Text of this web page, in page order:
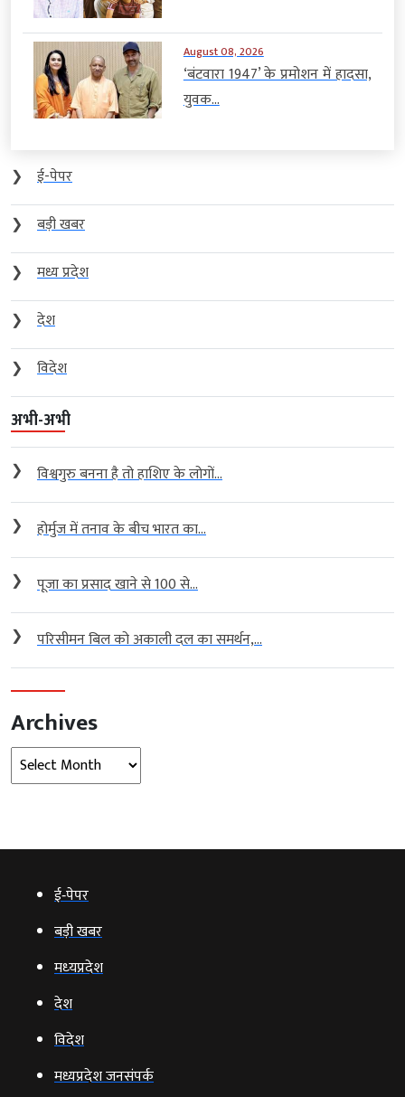
August 08, 2026
‘बंटवारा 1947’ के प्रमोशन में हादसा,
युवक...
❯
ई-पेपर
❯
बड़ी खबर
❯
मध्य प्रदेश
❯
देश
❯
विदेश
अभी-अभी
❯ विश्वगुरु बनना है तो हाशिए के लोगों...
❯ होर्मुज में तनाव के बीच भारत का...
❯ पूजा का प्रसाद खाने से 100 से...
❯ परिसीमन बिल को अकाली दल का समर्थन,...
Archives
Archives
ई‑पेपर
बड़ी खबर
मध्‍यप्रदेश
देश
विदेश
मध्यप्रदेश जनसंपर्क